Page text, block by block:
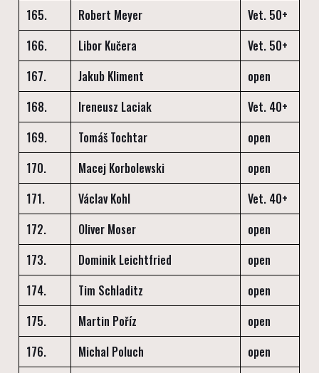
165.
Robert Meyer
Vet. 50+
166.
Libor Kučera
Vet. 50+
167.
Jakub Kliment
open
168.
Ireneusz Laciak
Vet. 40+
169.
Tomáš Tochtar
open
170.
Macej Korbolewski
open
171.
Václav Kohl
Vet. 40+
172.
Oliver Moser
open
173.
Dominik Leichtfried
open
174.
Tim Schladitz
open
175.
Martin Poříz
open
176.
Michal Poluch
open